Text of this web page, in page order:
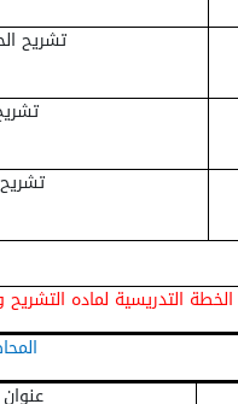
تشريح
الخطة التدريسية لماده